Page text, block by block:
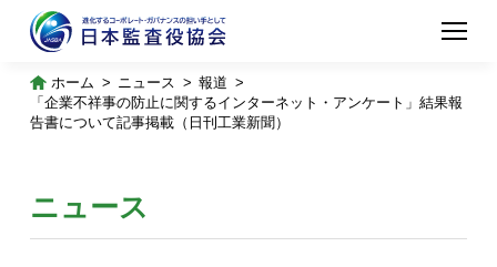
ホーム ニュース
報道
「企業不祥事の防止に関するインターネット・アンケート」結果報
告書について記事掲載（日刊工業新聞）
ニュース